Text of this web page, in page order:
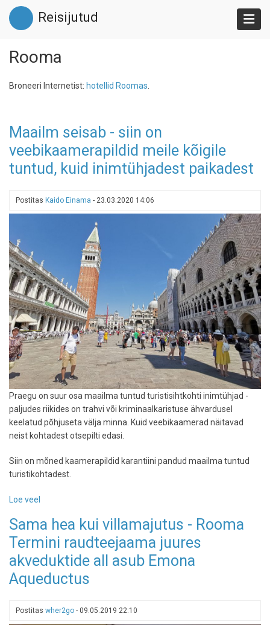
Liigu
edasi
põhisisu
Reisijutud
Rooma
Broneeri Internetist: hotellid Roomas
Maailm seisab - siin on
veebikaamerapildid meile kõigile
tuntud, kuid inimtühjadest paikadest
Postitas Kaido Einama - 23.03.2020 14:06
Praegu on suur osa maailma tuntud turistisihtkohti inimtühjad -
paljudes riikides on trahvi või kriminaalkaristuse ähvardusel
keelatud põhjuseta välja minna. Kuid veebikaamerad näitavad
neist kohtadest otsepilti edasi.
Siin on mõned kaamerapildid karantiini pandud maailma tuntud
turistikohtadest.
Loe veel
seisab
-
siin
on
veebikaamerapildid
kõigile
Sama hea kui villamajutus - Rooma
Termini raudteejaama juures
akveduktide all asub Emona
Aqueductus
Postitas wher2go - 09.05.2019 22:10